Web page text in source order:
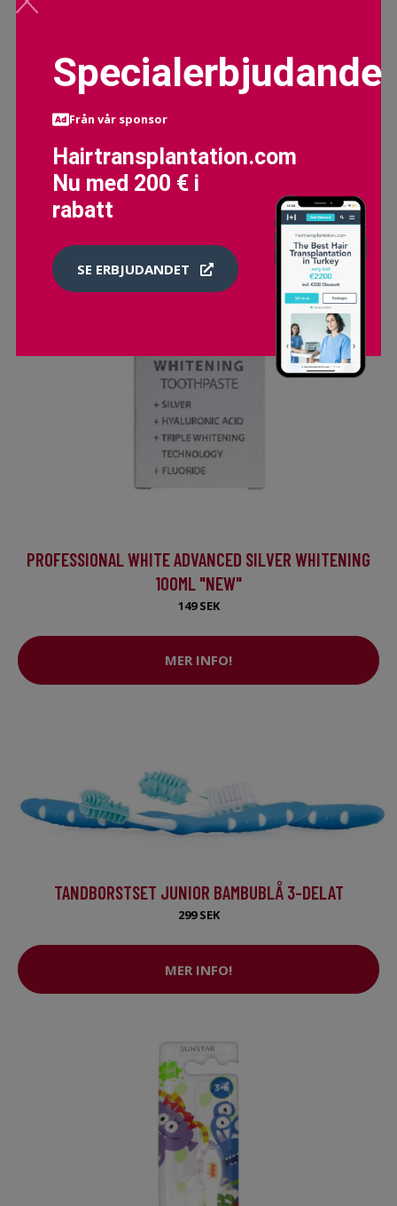
PROFESSIONAL WHITE ADVANCED SILVER WHITENING
100ML "NEW"
149 SEK
MER INFO!
TANDBORSTSET JUNIOR BAMBUBLÅ 3-DELAT
299 SEK
MER INFO!
Specialerbjudande
Från vår sponsor
Hairtransplantation.com
Nu med 200 € i
rabatt
SE ERBJUDANDET